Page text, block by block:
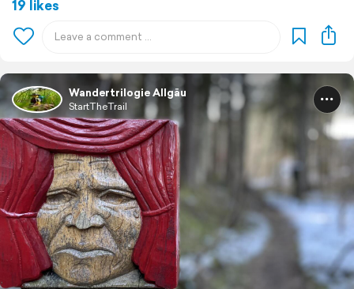
19 likes
Wandertrilogie Allgäu
StartTheTrail